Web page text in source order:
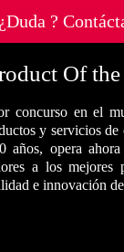
¿Duda ?
Of the
concurso en el
y servicios
años, opera
a los
e innovación